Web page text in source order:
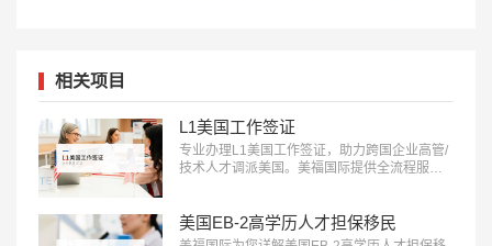
相关项目
L1美国工作签证
专业办理L1美国工作签证，助力跨国企业高管/
技术人才调派美国。美福国际提供全流程服
职业之旅！…
美国EB-2高学历人才担保移民